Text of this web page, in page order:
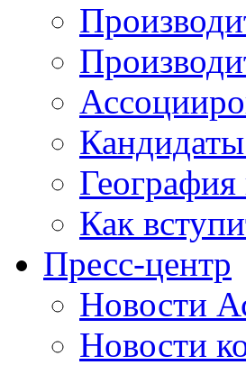
Как
Пресс-центр
Новости
Новости